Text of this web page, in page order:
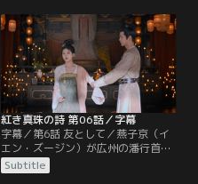
た燕子京（イエン・ズージン）は先
に広州に行って真珠詩会を開くこと
に。それは張晋然（ジャン・ジンラ
ン）だけでなく崔氏の当主代理・崔
十九（ツイ・シージウ）…。
紅き真珠の詩 第06話／字幕
字幕／第6話 友として／燕子京（イ
エン・ズージン）が広州の潘行首と
組んで真珠を買い占めていると気づ
いた崔十九（ツイ・シージウ）は、
Subtitle